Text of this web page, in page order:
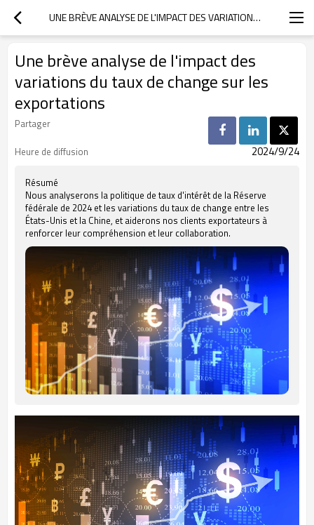
UNE BRÈVE ANALYSE DE L'IMPACT DES VARIATIONS DU TAUX DE CHANGE SUR LES EXPORTATIONS
Une brève analyse de l'impact des
variations du taux de change sur les
exportations
Partager
Heure de diffusion
2024/9/24
Résumé
Nous analyserons la politique de taux d'intérêt de la Réserve
fédérale de 2024 et les variations du taux de change entre les
États-Unis et la Chine, et aiderons nos clients exportateurs à
renforcer leur compréhension et leur collaboration.